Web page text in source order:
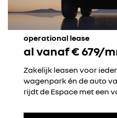
operational lease
al vanaf € 679/
Zakelijk leasen voor
wagenpark én de auto
rijdt de Espace met een